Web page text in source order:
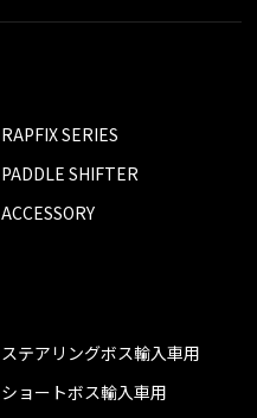
RAPFIX SERIES
PADDLE SHIFTER
ACCESSORY
ステアリングボス輸入車用
ショートボス輸入車用